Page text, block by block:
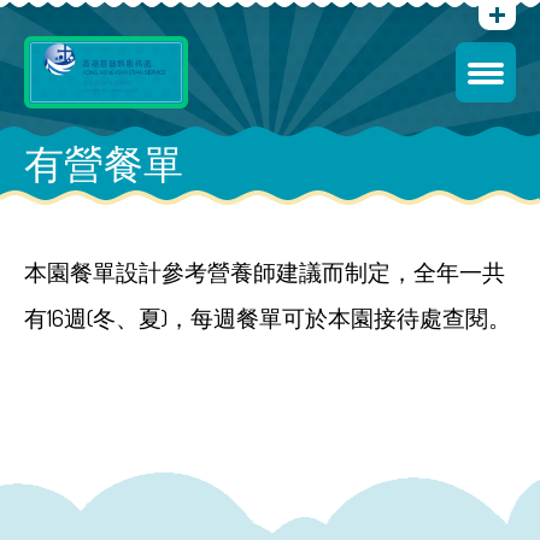
有營餐單
本園餐單設計參考營養師建議而制定，全年一共
有16週(冬、夏)，每週餐單可於本園接待處查閱。